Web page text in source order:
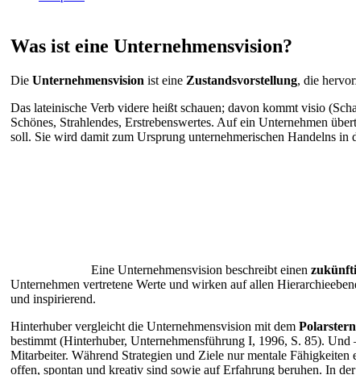
Was ist eine Unternehmensvision?
Die Unternehmensvision ist eine Zustandsvorstellung, die
Das lateinische Verb videre heißt schauen; davon kommt visio
Schönes, Strahlendes, Erstrebenswertes. Auf ein Unternehmen
soll. Sie wird damit zum Ursprung unternehmerischen Handelns in
Eine Unternehmensvision beschreibt einen
Unternehmen vertretene Werte und wirken auf allen
und inspirierend.
Hinterhuber vergleicht die Unternehmensvision mit dem Polarstern
bestimmt (Hinterhuber, Unternehmensführung I, 1996, S. 85).
Mitarbeiter. Während Strategien und Ziele nur mentale
offen, spontan und kreativ sind sowie auf Erfahrung beruhen. In